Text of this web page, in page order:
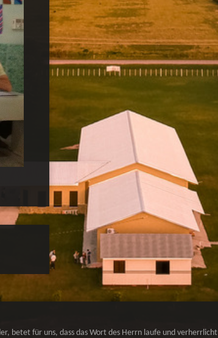
betet für uns, dass das Wort des Herrn laufe und verherrlicht